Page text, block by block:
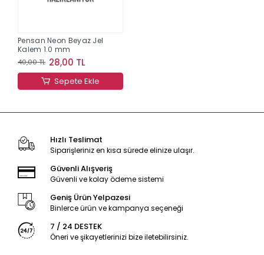
Pensan Neon Beyaz Jel
Kalem 1.0 mm
40,00 TL 28,00 TL
Sepete Ekle
Hızlı Teslimat
Siparişleriniz en kısa sürede elinize ulaşır.
Güvenli Alışveriş
Güvenli ve kolay ödeme sistemi
Geniş Ürün Yelpazesi
Binlerce ürün ve kampanya seçeneği
7 / 24 DESTEK
Öneri ve şikayetlerinizi bize iletebilirsiniz.